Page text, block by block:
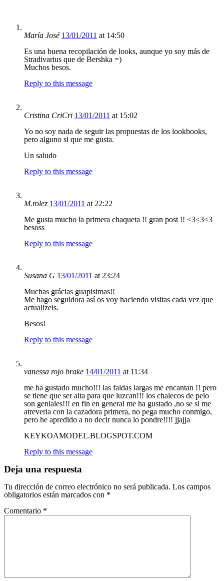
María José 13/01/2011 at 14:50
Es una buena recopilación de looks, aunque yo soy más de
Stradivarius que de Bershka =)
Muchos besos.
Reply to this message
Cristina CriCri 13/01/2011 at 15:02
Yo no soy nada de seguir las propuestas de los lookbooks,
pero alguno si que me gusta.
Un saludo
Reply to this message
M.rolez 13/01/2011 at 22:22
Me gusta mucho la primera chaqueta !! gran post !! <3<3<3
besoss
Reply to this message
Susana G 13/01/2011 at 23:24
Muchas grácias guapisimas!!
Me hago seguidora así os voy haciendo visitas cada vez que
actualizeis.
Besos!
Reply to this message
vanessa rojo brake 14/01/2011 at 11:34
me ha gustado mucho!!! las faldas largas me encantan !! pero
se tiene que ser alta para que luzcan!!! los chalecos de pelo
son geniales!!! en fin en general me ha gustado ,no se si me
atreveria con la cazadora primera, no pega mucho conmigo,
pero he apredido a no decir nunca lo pondre!!!! jjajja
KEYKOAMODEL.BLOGSPOT.COM
Reply to this message
Deja una respuesta
Tu dirección de correo electrónico no será publicada. Los campos
obligatorios están marcados con *
Comentario *